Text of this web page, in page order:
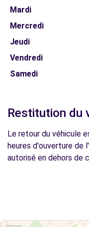
Mardi
Mercredi
Jeudi
Vendredi
Samedi
Restitution du
Le retour du véhicule
heures d'ouverture de
autorisé en dehors de